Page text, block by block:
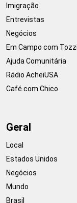
Imigração
Entrevistas
Negócios
Em Campo com Tozzi
Ajuda Comunitária
Rádio AcheiUSA
Café com Chico
Geral
Local
Estados Unidos
Negócios
Mundo
Brasil